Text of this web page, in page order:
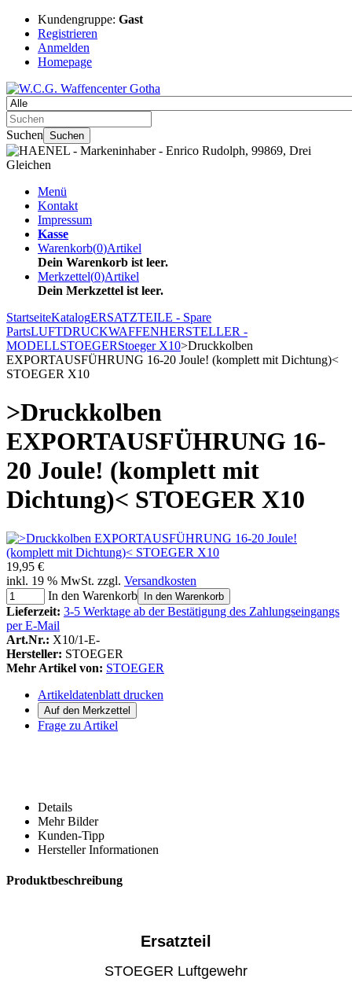
Kundengruppe: Gast
Registrieren
Anmelden
Homepage
Suchen Suchen
Menü
Kontakt
Impressum
Kasse
Warenkorb(0)Artikel
Dein Warenkorb ist leer.
Merkzettel(0)Artikel
Dein Merkzettel ist leer.
StartseiteKatalogERSATZTEILE - Spare
PartsLUFTDRUCKWAFFENHERSTELLER -
MODELLSTOEGERStoeger X10>Druckkolben
EXPORTAUSFÜHRUNG 16-20 Joule! (komplett mit Dichtung)<
STOEGER X10
>Druckkolben
EXPORTAUSFÜHRUNG 16-
20 Joule! (komplett mit
Dichtung)< STOEGER X10
19,95 €
inkl. 19 % MwSt. zzgl. Versandkosten
In den Warenkorb
In den Warenkorb
Lieferzeit: 3-5 Werktage ab der Bestätigung des Zahlungseingangs
per E-Mail
Art.Nr.: X10/1-E-
Hersteller: STOEGER
Mehr Artikel von: STOEGER
Artikeldatenblatt drucken
Frage zu Artikel
Details
Mehr Bilder
Kunden-Tipp
Hersteller Informationen
Produktbeschreibung
Ersatzteil
STOEGER Luftgewehr